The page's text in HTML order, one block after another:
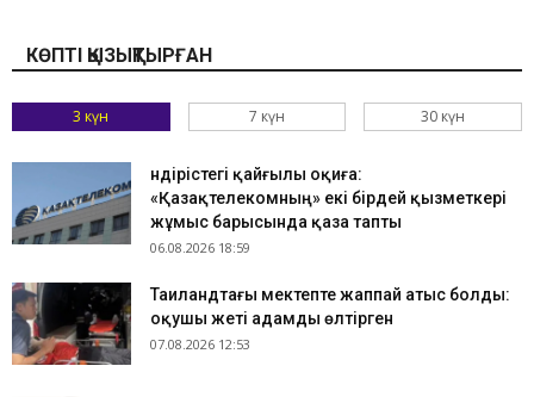
КӨПТІ ҚЫЗЫҚТЫРҒАН
3 күн 7 күн 30 күн
Өндірістегі қайғылы оқиға:
«Қазақтелекомның» екі бірдей қызметкері
жұмыс барысында қаза тапты
06.08.2026 18:59
Таиландтағы мектепте жаппай атыс болды:
оқушы жеті адамды өлтірген
07.08.2026 12:53